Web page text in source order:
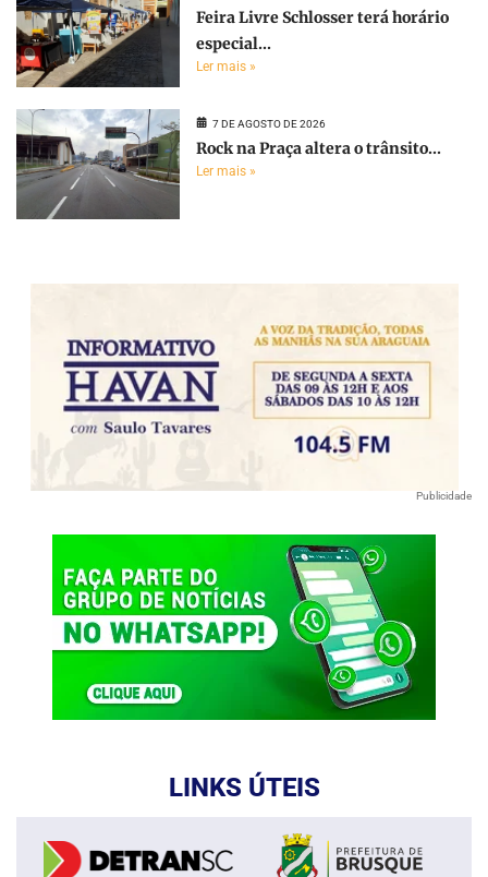
Feira Livre Schlosser terá horário
especial...
Ler mais »
7 DE AGOSTO DE 2026
Rock na Praça altera o trânsito...
Ler mais »
Publicidade
LINKS ÚTEIS